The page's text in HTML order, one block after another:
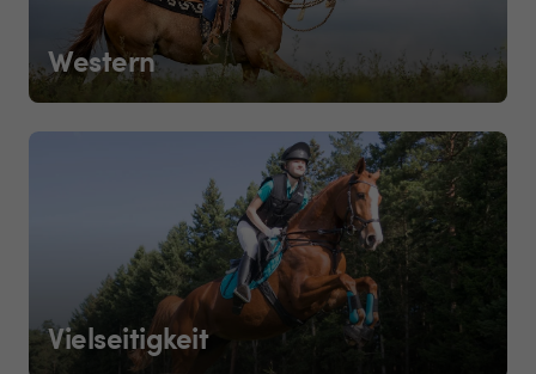
Western
Vielseitigkeit